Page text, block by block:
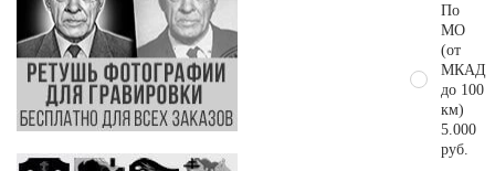
По
МО
(от
МКАД
до 100
км)
5.000
руб.